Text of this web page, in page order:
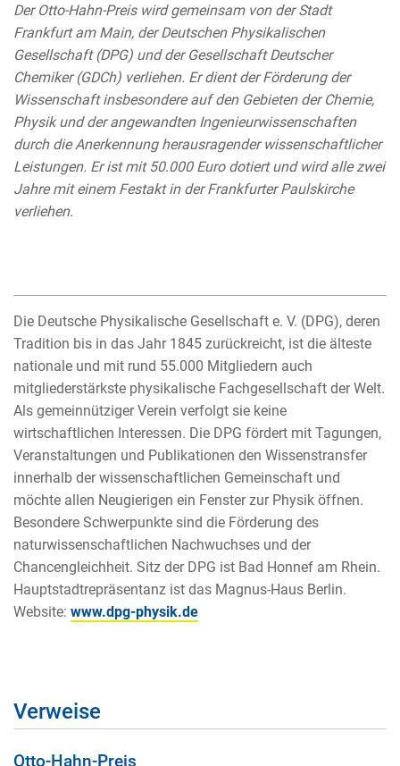
Der Otto-Hahn-Preis wird gemeinsam von der Stadt
Frankfurt am Main, der Deutschen Physikalischen
Gesellschaft (DPG) und der Gesellschaft Deutscher
Chemiker (GDCh) verliehen. Er dient der Förderung der
Wissenschaft insbesondere auf den Gebieten der Chemie,
Physik und der angewandten Ingenieurwissenschaften
durch die Anerkennung herausragender wissenschaftlicher
Leistungen. Er ist mit 50.000 Euro dotiert und wird alle zwei
Jahre mit einem Festakt in der Frankfurter Paulskirche
verliehen.
Die Deutsche Physikalische Gesellschaft e. V. (DPG), deren
Tradition bis in das Jahr 1845 zurückreicht, ist die älteste
nationale und mit rund 55.000 Mitgliedern auch
mitgliederstärkste physikalische Fachgesellschaft der Welt.
Als gemeinnütziger Verein verfolgt sie keine
wirtschaftlichen Interessen. Die DPG fördert mit Tagungen,
Veranstaltungen und Publikationen den Wissenstransfer
innerhalb der wissenschaftlichen Gemeinschaft und
möchte allen Neugierigen ein Fenster zur Physik öffnen.
Besondere Schwerpunkte sind die Förderung des
naturwissenschaftlichen Nachwuchses und der
Chancengleichheit. Sitz der DPG ist Bad Honnef am Rhein.
Hauptstadtrepräsentanz ist das Magnus-Haus Berlin.
Website: www.dpg-physik.de
Verweise
Otto-Hahn-Preis